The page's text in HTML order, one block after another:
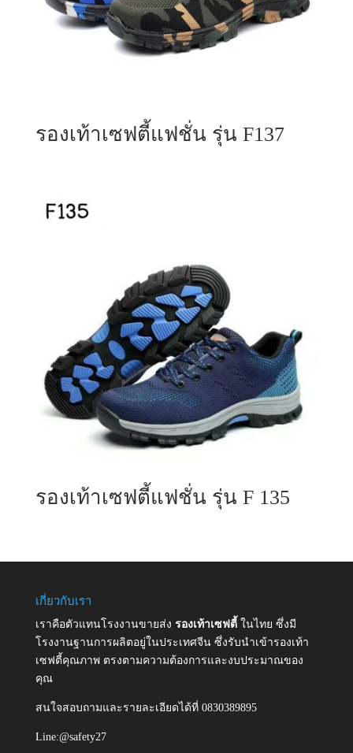
รองเท้าเซฟตี้แฟชั่น รุ่น F137
รองเท้าเซฟตี้แฟชั่น รุ่น F 135
เกี่ยวกับเรา
เราคือตัวแทนโรงงานขายส่ง รองเท้าเซฟตี้ ในไทย ซึ่งมี
โรงงานฐานการผลิตอยู่ในประเทศจีน ซึ่งรับนำเข้ารองเท้า
เซฟตี้คุณภาพ ตรงตามความต้องการและงบประมาณของ
คุณ
สนใจสอบถามและรายละเอียดได้ที่ 0830389895
Line:@safety27